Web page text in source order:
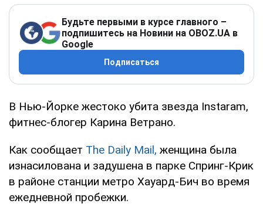
Будьте первыми в курсе главного –
подпишитесь на Новини на OBOZ.UA в
Google
Подписаться
В Нью-Йорке жестоко убита звезда Instaram,
фитнес-блогер Карина Ветрано.
Как сообщает The Daily Mail, женщина была
изнасилована и задушена в парке Спринг-Крик
в районе станции метро Хауард-Бич во время
ежедневной пробежки.